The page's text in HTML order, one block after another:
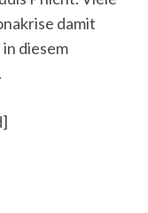
damit
diesem